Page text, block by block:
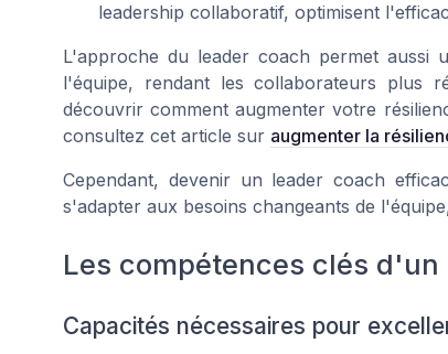
leadership collaboratif, optimisent
L'approche du leader coach permet aussi
l'équipe, rendant les collaborateurs plus
découvrir comment augmenter votre
consultez cet article sur augmenter la
Cependant, devenir un leader coach
s'adapter aux besoins changeants de
Les compétences clés d'un
Capacités nécessaires pour